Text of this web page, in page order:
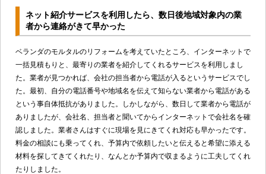
ネット紹介サービスを利用したら、数日後地域対象内の業
者から連絡がきて早かった
ベランダのモルタルのリフォームを考えていたところ、インターネットで
一括見積もりと、最寄りの業者を紹介してくれるサービスを利用しまし
た。業者が見つかれば、会社の担当者から電話が入るというサービスでし
た。最初、自分の電話番号や地域名を伝えて知らない業者から電話がある
という事自体抵抗がありました。しかしながら、数日して業者から電話が
ありましたが、会社名、担当者と聞いてからインターネットで会社名を確
認しました。業者さんはすぐに現場を見にきてくれ対応も早かったです。
料金の相談にも乗ってくれ、予算内で依頼したいと伝えると希望に添える
材料を探してきてくれたり、なんとか予算内で収まるように工夫してくれ
たりしました。